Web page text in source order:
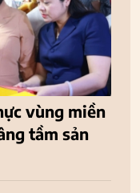
vùng miền
tầm sản